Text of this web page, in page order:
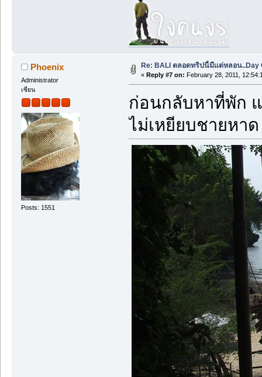
Phoenix
Administrator
เซียน
Posts: 1551
Re: BALI ตลอดทริปนี้มีแต่หลอน..Day
« Reply #7 on: February 28, 2011,
ก่อนกลับหาที่พัก
ไม่เหยียบชายหา